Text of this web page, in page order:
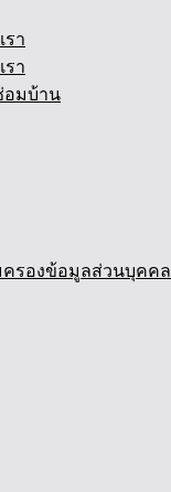
รา
รา
อมบ้าน
ครองข้อมูลส่วนบุคคล